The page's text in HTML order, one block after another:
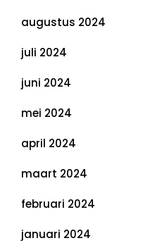
augustus 2024
juli 2024
juni 2024
mei 2024
april 2024
maart 2024
februari 2024
januari 2024